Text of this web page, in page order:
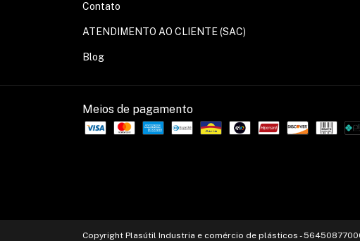
Contato
ATENDIMENTO AO CLIENTE (SAC)
Blog
Meios de pagamento
Copyright Plasútil Industria e comércio de plásticos -